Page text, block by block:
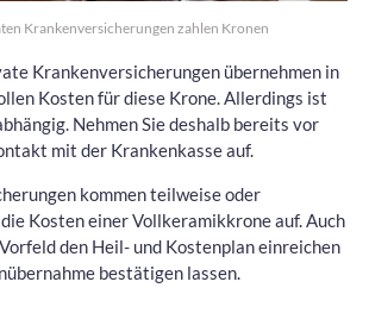
Krankenversicherungen zahlen Kronen
Krankenversicherungen übernehmen in
Kosten für diese Krone. Allerdings ist
Nehmen Sie deshalb bereits vor
mit der Krankenkasse auf.
kommen teilweise oder
Kosten einer Vollkeramikkrone auf. Auch
den Heil- und Kostenplan einreichen
bestätigen lassen.